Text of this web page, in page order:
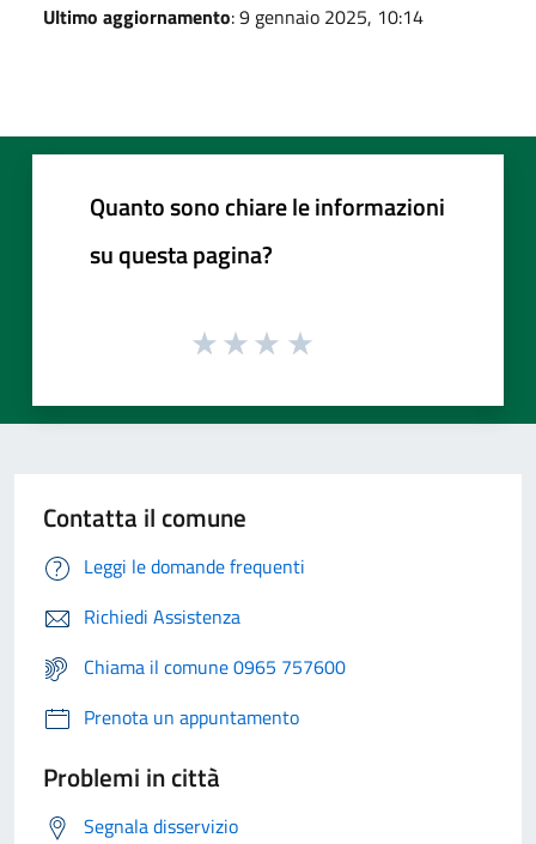
Ultimo aggiornamento: 9 gennaio 2025, 10:14
Quanto sono chiare le informazioni
su questa pagina?
Contatta il comune
Leggi le domande frequenti
Richiedi Assistenza
Chiama il comune 0965 757600
Prenota un appuntamento
Problemi in città
Segnala disservizio